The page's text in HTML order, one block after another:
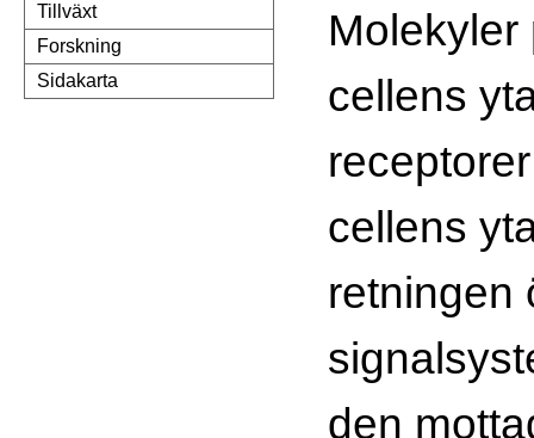
Tillväxt
Forskning
Sidakarta
cellens
cellens
retningen
den